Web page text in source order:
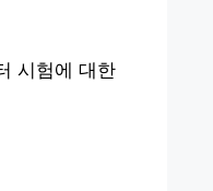
시험에 대한